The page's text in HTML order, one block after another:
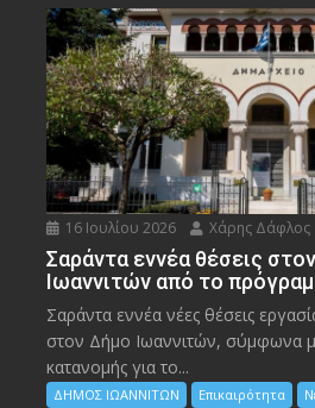
16 Ιουλίου 2026 Χάρης Δάφλος
Σαράντα εννέα θέσεις
Ιωαννιτών από το
Σαράντα εννέα νέες θέσεις
στον Δήμο Ιωαννιτών, σύμφωνα
κατανομής για το...
ΔΗΜΟΣ ΙΩΑΝΝΙΤΩΝ Επικαιρότητα